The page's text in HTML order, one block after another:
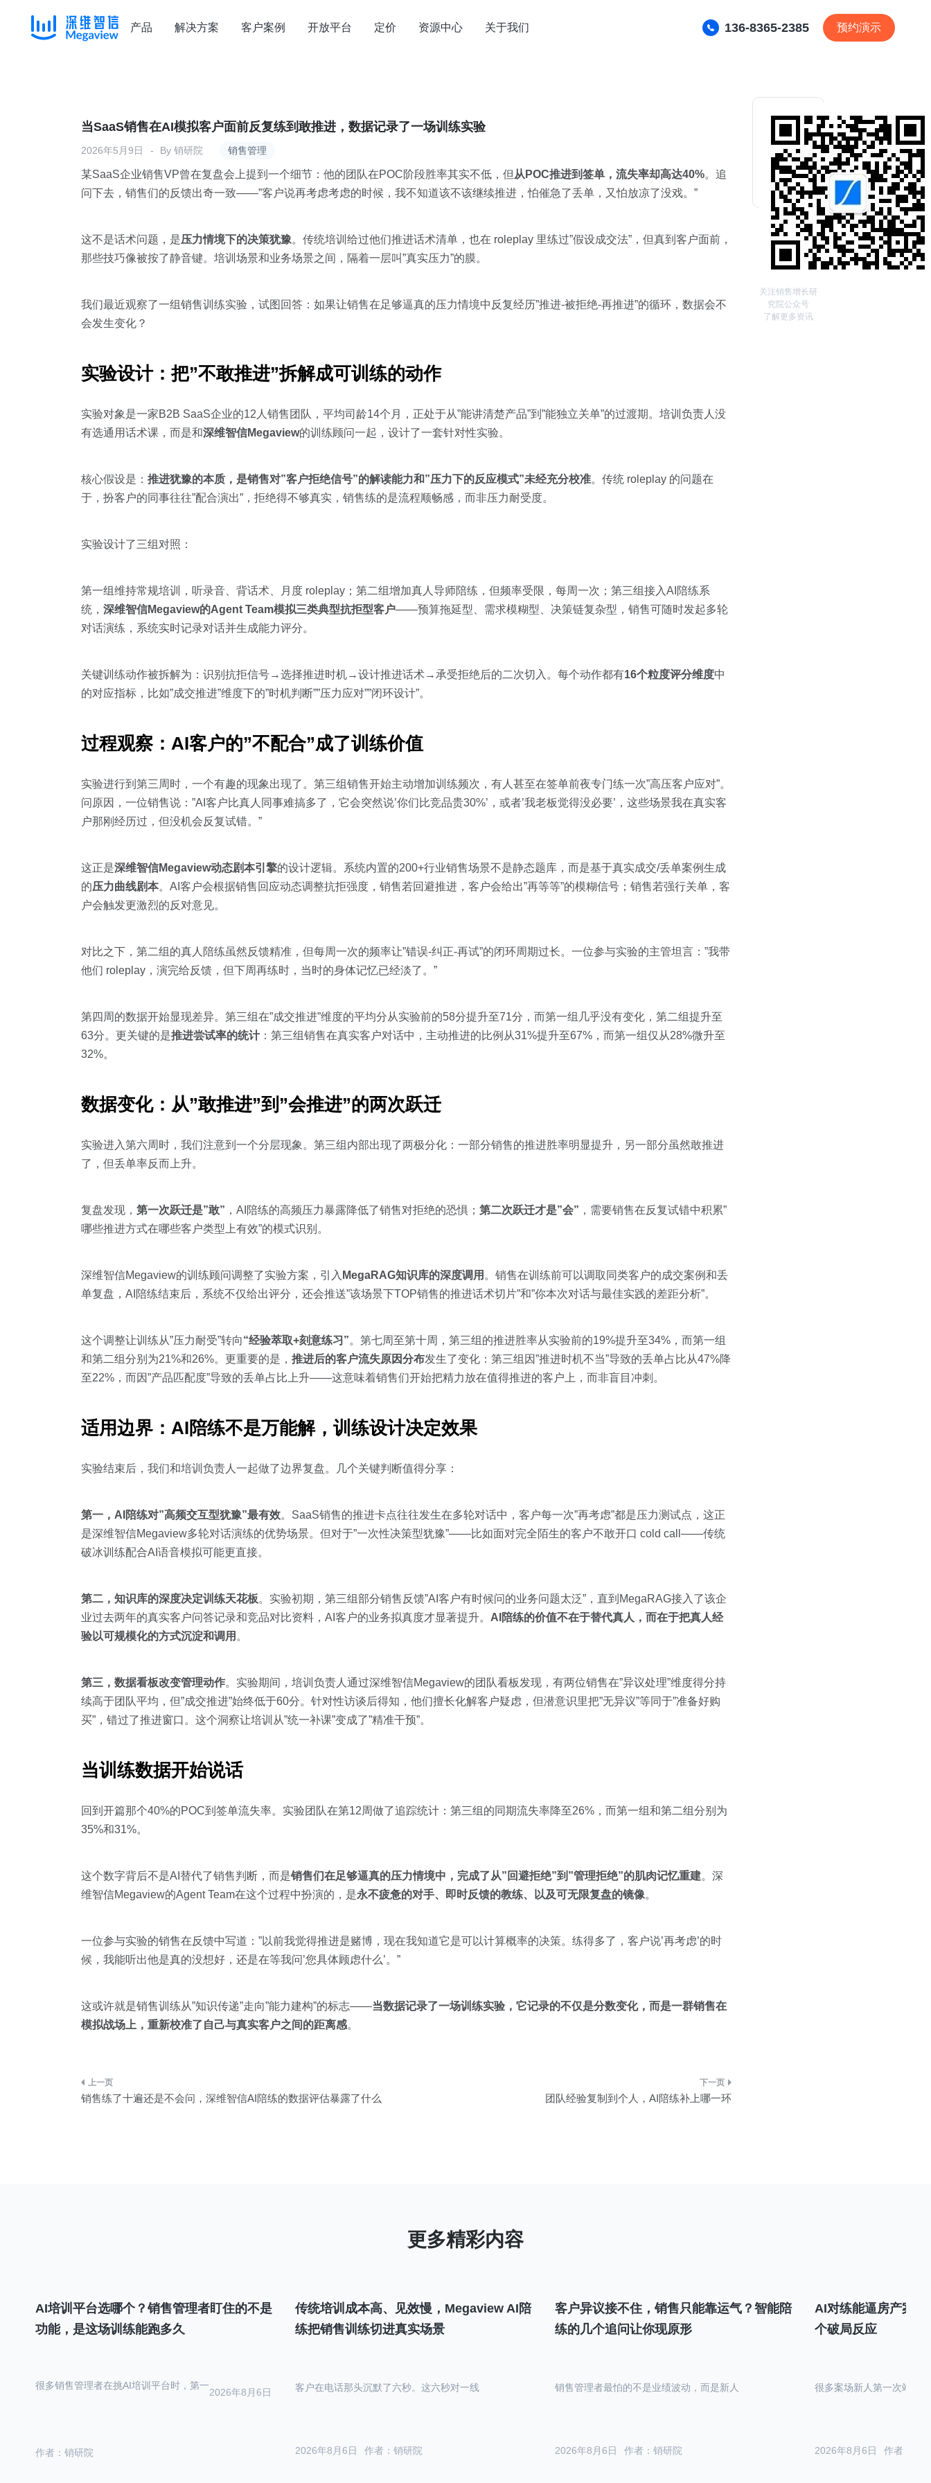
产品 解决方案 客户案例 开放平台 定价 资源中心 关于我们 136-8365-2385 预约演示
销售管理
当SaaS销售在AI模拟客户面前反复练到敢推进，数据记录了一场训练实验
2026年5月9日 By 销研院
某SaaS企业销售VP曾在复盘会上提到一个细节：他的团队在POC阶段胜率其实不低，但 从POC推进到签单，流失率却高达40%。追
问下去，销售们的反馈出奇一致——”客户说再考虑考虑的时候，我不知道该不该继续推进，怕催急了丢单，又怕放凉了没戏。”
这不是话术问题，是压力情境下的决策犹豫。传统培训给过他们推进话术清单，也在 roleplay 里练过”假设成交法”，但真到客户面前，
那些技巧像被按了静音键。培训场景和业务场景之间，隔着一层叫”真实压力”的膜。
我们最近观察了一组销售训练实验，试图回答：如果让销售在足够逼真的压力情境中反复经历”推进-被拒绝-再推进”的循环，数据会不
会发生变化？
实验设计：把”不敢推进”拆解成可训练的动作
实验对象是一家B2B SaaS企业的12人销售团队，平均司龄14个月，正处于从”能讲清楚产品”到”能独立关单”的过渡期。培训负责人没
有选通用话术课，而是和深维智信Megaview的训练顾问一起，设计了一套针对性实验。
核心假设是： 推进犹豫的本质，是销售对”客户拒绝信号”的解读能力和”压力下的反应模式”未经充分校准。传统 roleplay 的问题在
于，扮客户的同事往往”配合演出”，拒绝得不够真实，销售练的是流程顺畅感，而非压力耐受度。
实验设计了三组对照：
第一组维持常规培训，听录音、背话术、月度 roleplay；第二组增加真人导师陪练，但频率受限，每周一次；第三组接入AI陪练系
统， 深维智信Megaview的Agent Team模拟三类典型抗拒型客户——预算拖延型、需求模糊型、决策链复杂型，销售可随时发起多轮
对话演练，系统实时记录对话并生成能力评分。
关键训练动作被拆解为：识别抗拒信号→选择推进时机→设计推进话术→承受拒绝后的二次切入。每个动作都有16个粒度评分维度中
的对应指标，比如”成交推进”维度下的”时机判断””压力应对””闭环设计”。
过程观察：AI客户的”不配合”成了训练价值
实验进行到第三周时，一个有趣的现象出现了。第三组销售开始主动增加训练频次，有人甚至在签单前夜专门练一次”高压客户应对”。
问原因，一位销售说：”AI客户比真人同事难搞多了，它会突然说’你们比竞品贵30%’，或者’我老板觉得没必要’，这些场景我在真实客
户那刚经历过，但没机会反复试错。”
这正是深维智信Megaview动态剧本引擎的设计逻辑。系统内置的200+行业销售场景不是静态题库，而是基于真实成交/丢单案例生成
的压力曲线剧本。AI客户会根据销售回应动态调整抗拒强度，销售若回避推进，客户会给出”再等等”的模糊信号；销售若强行关单，客
户会触发更激烈的反对意见。
对比之下，第二组的真人陪练虽然反馈精准，但每周一次的频率让”错误-纠正-再试”的闭环周期过长。一位参与实验的主管坦言：”我带
他们 roleplay，演完给反馈，但下周再练时，当时的身体记忆已经淡了。”
第四周的数据开始显现差异。第三组在”成交推进”维度的平均分从实验前的58分提升至71分，而第一组几乎没有变化，第二组提升至
63分。更关键的是推进尝试率的统计：第三组销售在真实客户对话中，主动推进的比例从31%提升至67%，而第一组仅从28%微升至
32%。
数据变化：从”敢推进”到”会推进”的两次跃迁
实验进入第六周时，我们注意到一个分层现象。第三组内部出现了两极分化：一部分销售的推进胜率明显提升，另一部分虽然敢推进
了，但丢单率反而上升。
复盘发现， 第一次跃迁是”敢” ，AI陪练的高频压力暴露降低了销售对拒绝的恐惧； 第二次跃迁才是”会” ，需要销售在反复试错中积累”
哪些推进方式在哪些客户类型上有效”的模式识别。
深维智信Megaview的训练顾问调整了实验方案，引入 MegaRAG知识库的深度调用 。销售在训练前可以调取同类客户的成交案例和丢
单复盘，AI陪练结束后，系统不仅给出评分，还会推送”该场景下TOP销售的推进话术切片”和”你本次对话与最佳实践的差距分析”。
这个调整让训练从”压力耐受”转向“经验萃取+刻意练习”。第七周至第十周，第三组的推进胜率从实验前的19%提升至34%，而第一组
和第二组分别为21%和26%。更重要的是， 推进后的客户流失原因分布发生了变化：第三组因”推进时机不当”导致的丢单占比从47%降
至22%，而因”产品匹配度”导致的丢单占比上升——这意味着销售们开始把精力放在值得推进的客户上，而非盲目冲刺。
适用边界：AI陪练不是万能解，训练设计决定效果
实验结束后，我们和培训负责人一起做了边界复盘。几个关键判断值得分享：
第一，AI陪练对”高频交互型犹豫”最有效。SaaS销售的推进卡点往往发生在多轮对话中，客户每一次”再考虑”都是压力测试点，这正
是深维智信Megaview多轮对话演练的优势场景。但对于”一次性决策型犹豫”——比如面对完全陌生的客户不敢开口 cold call——传统
破冰训练配合AI语音模拟可能更直接。
第二，知识库的深度决定训练天花板。实验初期，第三组部分销售反馈”AI客户有时候问的业务问题太泛”，直到MegaRAG接入了该企
业过去两年的真实客户问答记录和竞品对比资料，AI客户的业务拟真度才显著提升。 AI陪练的价值不在于替代真人，而在于把真人经
验以可规模化的方式沉淀和调用 。
第三，数据看板改变管理动作。实验期间，培训负责人通过深维智信Megaview的团队看板发现，有两位销售在”异议处理”维度得分持
续高于团队平均，但”成交推进”始终低于60分。针对性访谈后得知，他们擅长化解客户疑虑，但潜意识里把”无异议”等同于”准备好购
买”，错过了推进窗口。这个洞察让培训从”统一补课”变成了”精准干预”。
当训练数据开始说话
回到开篇那个40%的POC到签单流失率。实验团队在第12周做了追踪统计：第三组的同期流失率降至26%，而第一组和第二组分别为
35%和31%。
这个数字背后不是AI替代了销售判断，而是销售们在足够逼真的压力情境中，完成了从”回避拒绝”到”管理拒绝”的肌肉记忆重建。深
维智信Megaview的Agent Team在这个过程中扮演的，是永不疲惫的对手、即时反馈的教练、以及可无限复盘的镜像。
一位参与实验的销售在反馈中写道：”以前我觉得推进是赌博，现在我知道它是可以计算概率的决策。练得多了，客户说’再考虑’的时
候，我能听出他是真的没想好，还是在等我问’您具体顾虑什么’。”
这或许就是销售训练从”知识传递”走向”能力建构”的标志——当数据记录了一场训练实验，它记录的不仅是分数变化，而是一群销售在
模拟战场上，重新校准了自己与真实客户之间的距离感。
文
销售练了十遍还是不会问，深维智信AI陪练的数据评估暴露了什么 团队经验复制到个人，AI陪练补上哪一环
关注销售增长研
究院公众号
了解更多资讯
AI培训平台选哪个？销售管理者盯住的不是
功能，是这场训练能跑多久
作者：销研院
2026年8月6日
很多销售管理者在挑AI培训平台时，第一
传统培训成本高、见效慢，Megaview AI陪
练把销售训练切进真实场景
作者：销研院
2026年8月6日
客户在电话那头沉默了六秒。这六秒对一线
客户异议接不住，销售只能靠运气？智能陪
练的几个追问让你现原形
作者：销研院
2026年8月6日
销售管理者最怕的不是业绩波动，而是新人
AI对练能逼房产案
个破局反应
作者：销
2026年8月6日
很多案场新人第一次站在